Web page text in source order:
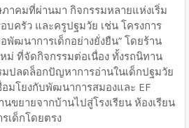
มที่ผ่านมา กิจกรรมหลายแห่งเริ่ม
บครัว และครูปฐมวัย เช่น โครงการ
พัฒนาการเด็กอย่างยั่งยืน” โดยร้าน
ม่ ที่จัดกิจกรรมต่อเนื่อง ทั้งรถนิทาน
ปลดล็อกปัญหาการอ่านในเด็กปฐมวัย
มโยงกับพัฒนาการสมองและ EF
ขยายจากบ้านไปสู่โรงเรียน ห้องเรียน
เด็กโดยตรง